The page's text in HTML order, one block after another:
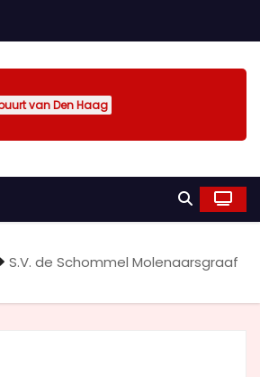
van Den Haag
S.V. de Schommel Molenaarsgraaf